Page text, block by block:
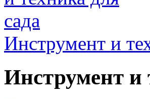
Инструмент и
Инструмент и